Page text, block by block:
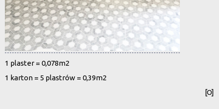
1 plaster = 0,078m2
1 karton = 5 plastrów = 0,39m2
[O]